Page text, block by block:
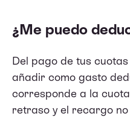
¿Me puedo
Del pago de tus
añadir como gasto
corresponde a la
retraso y el recargo